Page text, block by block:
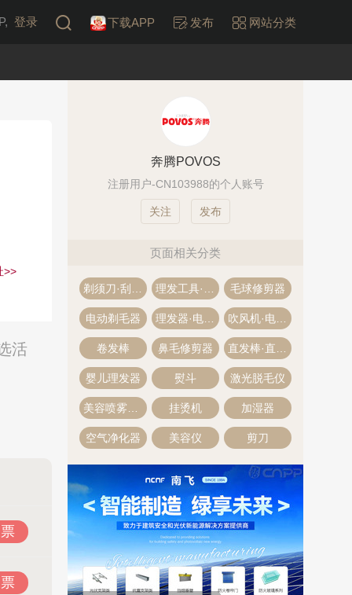
登录 下载APP 发布 网站分类
>>
活
奔腾POVOS
注册用户-CN103988的个人账号
发布
页面相关分类
毛球修剪器
电动剃毛器 理发器·电推剪 吹风机·电吹风
卷发棒 鼻毛修剪器
婴儿理发器 熨斗 激光脱毛仪
挂烫机 加湿器
空气净化器 美容仪 剪刀